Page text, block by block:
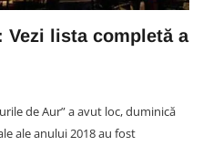
Vezi lista completă a
de Aur” a avut loc, duminică
ale anului 2018 au fost